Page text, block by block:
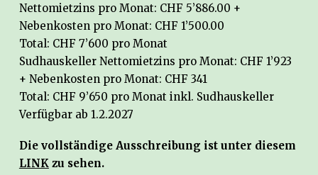
Nettomietzins pro Monat: CHF 5’886.00 +
Nebenkosten pro Monat: CHF 1’500.00
Total: CHF 7’600 pro Monat
Sudhauskeller Nettomietzins pro Monat: CHF 1’923
+ Nebenkosten pro Monat: CHF 341
Total: CHF 9’650 pro Monat inkl. Sudhauskeller
Verfügbar ab 1.2.2027
Die vollständige Ausschreibung ist unter diesem
LINKzu sehen.